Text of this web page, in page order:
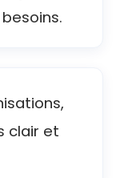
clair et